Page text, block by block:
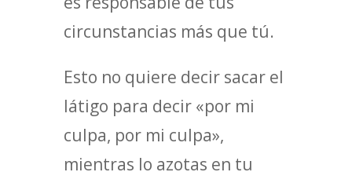
circunstancias más que tú.
Esto no quiere decir sacar el
látigo para decir «por mi
culpa, por mi culpa»,
mientras lo azotas en tu